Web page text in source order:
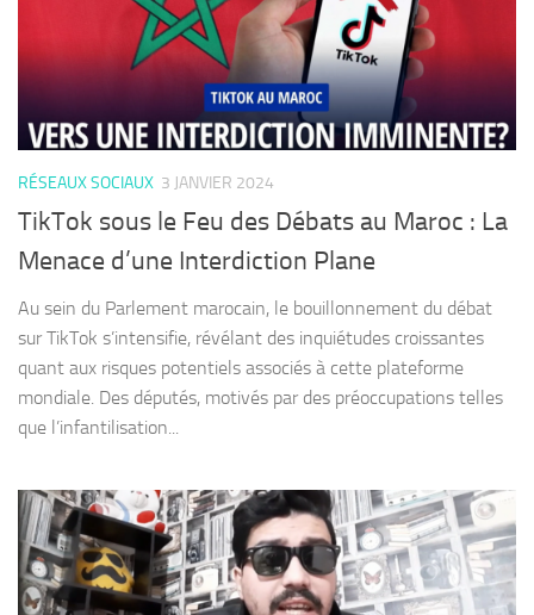
RÉSEAUX SOCIAUX 3 JANVIER 2024
TikTok sous le Feu des Débats au Maroc : La
Menace d’une Interdiction Plane
Au sein du Parlement marocain, le bouillonnement du débat
sur TikTok s’intensifie, révélant des inquiétudes croissantes
quant aux risques potentiels associés à cette plateforme
mondiale. Des députés, motivés par des préoccupations telles
que l’infantilisation...